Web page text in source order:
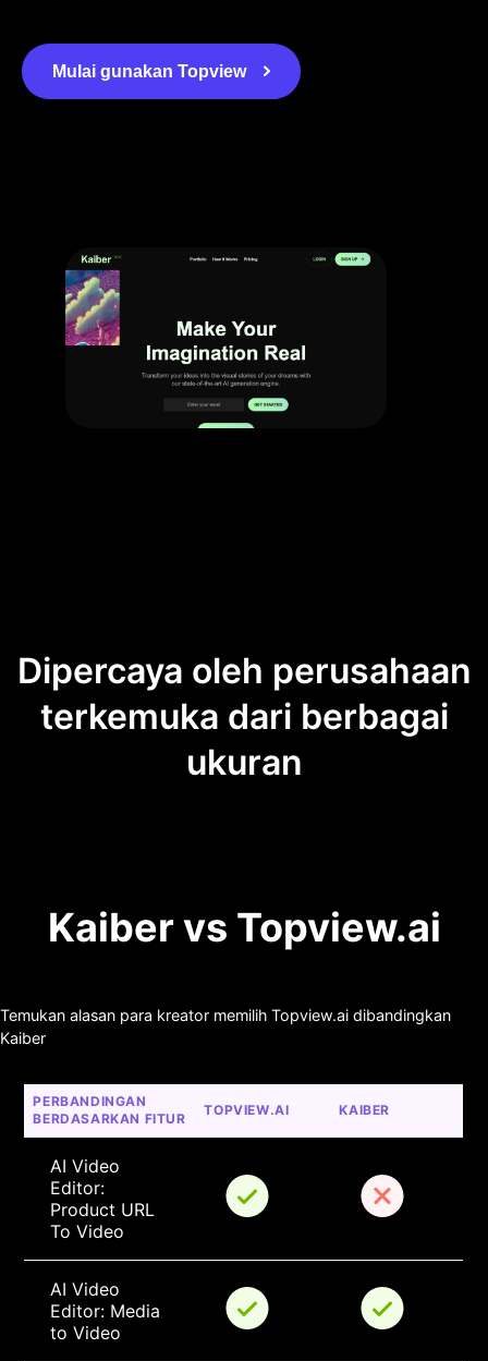
Mulai gunakan Topview
Dipercaya oleh perusahaan
terkemuka dari berbagai
ukuran
Kaiber vs Topview.ai
Temukan alasan para kreator memilih Topview.ai dibandingkan
Kaiber
PERBANDINGAN
BERDASARKAN FITUR
TOPVIEW.AI KAIBER
AI Video
Editor:
Product URL
To Video
AI Video
Editor: Media
to Video